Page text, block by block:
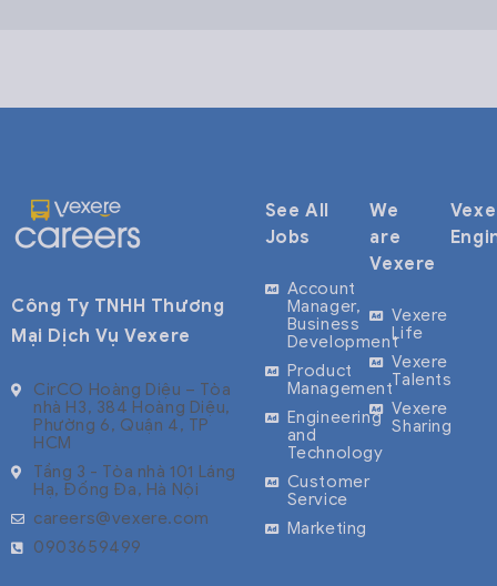
Công Ty TNHH Thương
Mại Dịch Vụ Vexere
CirCO Hoàng Diệu – Tòa
nhà H3, 384 Hoàng Diệu,
Phường 6, Quận 4, TP
HCM
Tầng 3 - Tòa nhà 101 Láng
Hạ, Đống Đa, Hà Nội
careers@vexere.com
0903659499
See All
Jobs
Account
Manager,
Business
Development
Product
Management
Engineering
and
Technology
Customer
Service
Marketing
We
are
Vexere
Vexere
Life
Vexere
Talents
Vexere
Sharing